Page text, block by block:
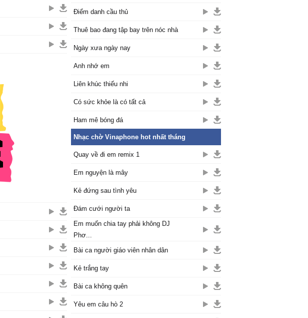
Điểm danh cầu thủ
Thuê bao đang tập bay trên nóc nhà
Ngày xưa ngày nay
Anh nhớ em
Liên khúc thiếu nhi
Có sức khỏe là có tất cả
Ham mê bóng đá
Nhạc chờ Vinaphone hot nhất tháng
Quay về đi em remix 1
Em nguyện là mây
Kẻ đứng sau tình yêu
Đám cưới người ta
Em muốn chia tay phải không DJ
Phơ...
Bài ca người giáo viên nhân dân
Kẻ trắng tay
Bài ca không quên
Yêu em câu hò 2